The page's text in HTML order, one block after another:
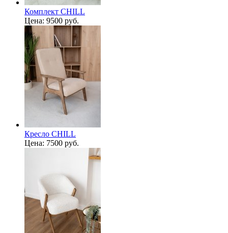
Комплект CHILL
Цена: 9500 руб.
Кресло CHILL
Цена: 7500 руб.